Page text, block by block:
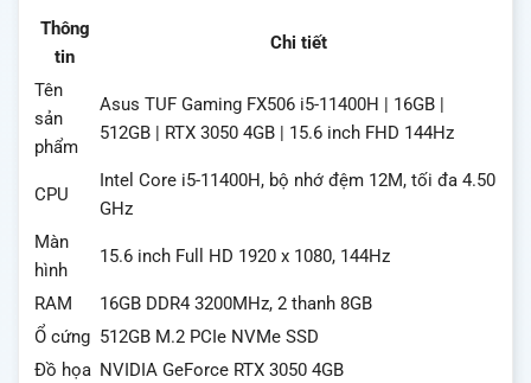
Thông
tin
Chi tiết
Tên
sản
phẩm
Asus TUF Gaming FX506 i5-11400H | 16GB |
512GB | RTX 3050 4GB | 15.6 inch FHD 144Hz
CPU
Intel Core i5-11400H, bộ nhớ đệm 12M, tối đa 4.50
GHz
Màn
hình
15.6 inch Full HD 1920 x 1080, 144Hz
RAM
16GB DDR4 3200MHz, 2 thanh 8GB
Ổ cứng 512GB M.2 PCIe NVMe SSD
Đồ họa NVIDIA GeForce RTX 3050 4GB